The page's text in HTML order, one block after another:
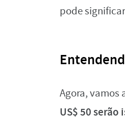
pode
Agora, vamos
US$ 50